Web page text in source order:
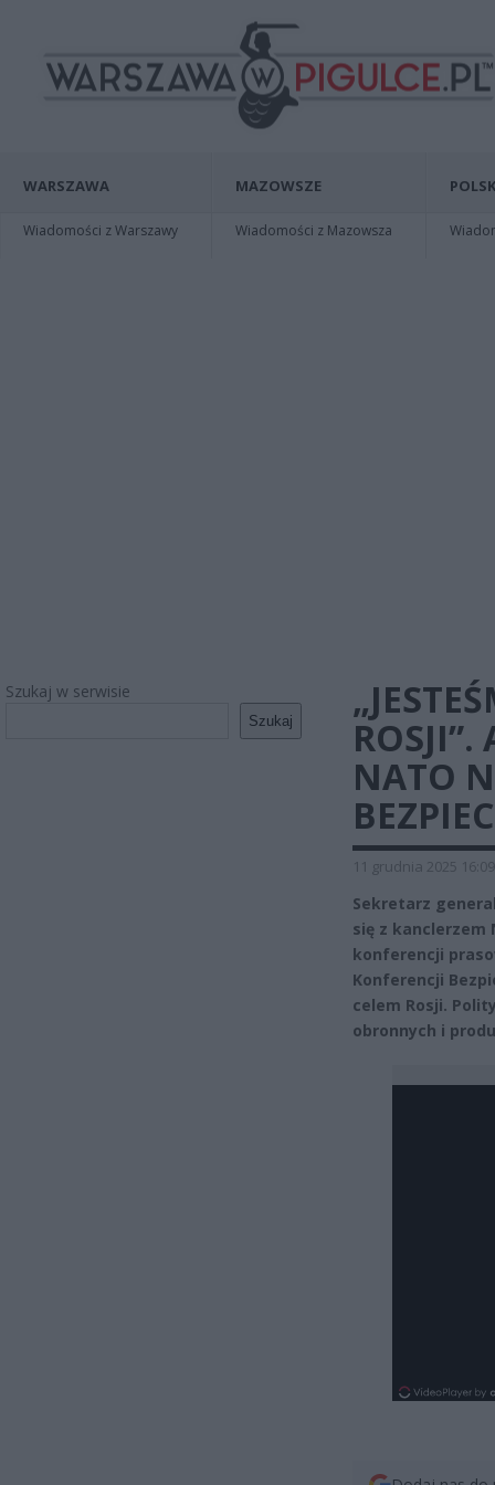
WARSZAWA
Wiadomości z Warszawy
MAZOWSZE
Wiadomości z Mazowsza
Szukaj w serwisie
Szukaj
ROSJI”.
NATO
11 grudnia 2025 16:09
Sekretarz
się z kanclerzem
konferencji
Konferencji
celem Rosji.
obronnych i